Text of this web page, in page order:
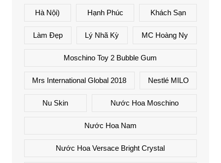
Hà Nội) Hạnh Phúc Khách Sạn
Làm Đẹp Lý Nhã Kỳ MC Hoàng Ny
Moschino Toy 2 Bubble Gum
Mrs International Global 2018 Nestlé MILO
Nu Skin Nước Hoa Moschino
Nước Hoa Nam
Nước Hoa Versace Bright Crystal